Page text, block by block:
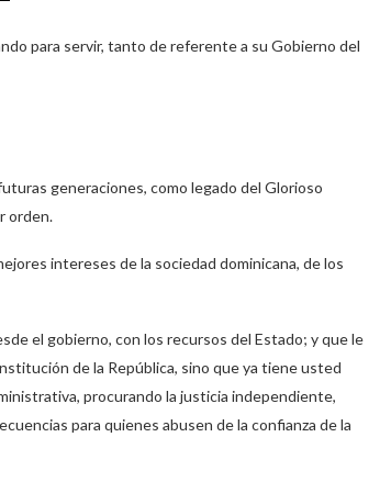
para servir, tanto de referente a su Gobierno del
generaciones, como legado del Glorioso
orden.
intereses de la sociedad dominicana, de los
el gobierno, con los recursos del Estado; y que le
de la República, sino que ya tiene usted
procurando la justicia independiente,
para quienes abusen de la confianza de la